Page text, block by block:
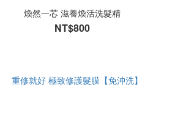
煥然一芯 滋養煥活洗髮精
NT$800